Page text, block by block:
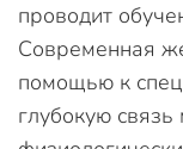
проводит
Современная
помощью к
глубокую